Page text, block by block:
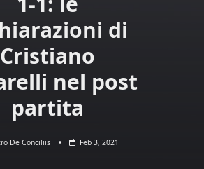
di
Cristiano
nel post
partita
De Conciliis Feb 3, 2021